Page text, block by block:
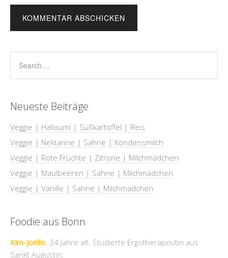
Neueste Beiträge
Veggie | Halloumi | Süßkartoffel | Reis
Veggie | Nektarine | Sahne | Kondensmilch
Veggie | Rote Früchte | Zitrone | Milchmädchen
Veggie | Maulbeeren | Sahne | Milchmädchen
Veggie | Vanille | Sahne | Milchmädchen
Foodie aus Bonn
Kim-Joëlle. 34 Jahre alt. Studierte Ergotherapeutin aus
Sankt Augustin.